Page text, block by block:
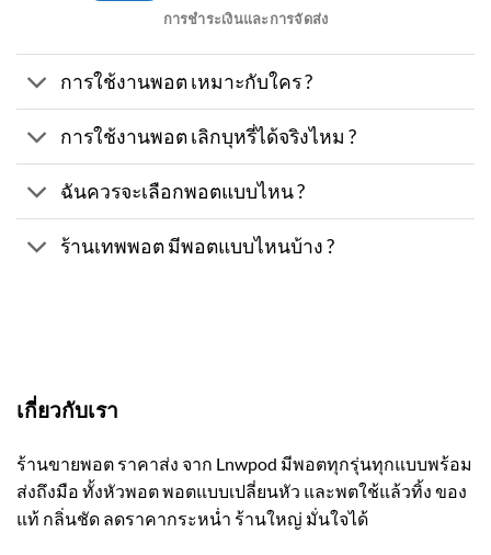
การชำระเงินและการจัดส่ง
การใช้งานพอต เหมาะกับใคร ?
การใช้งานพอต เลิกบุหรี่ได้จริงไหม ?
ฉันควรจะเลือกพอตแบบไหน ?
ร้านเทพพอต มีพอตแบบไหนบ้าง ?
เกี่ยวกับเรา
ร้านขายพอต ราคาส่ง จาก Lnwpod มีพอตทุกรุ่นทุกแบบพร้อม
ส่งถึงมือ ทั้งหัวพอต พอตแบบเปลี่ยนหัว และพตใช้แล้วทิ้ง ของ
แท้ กลิ่นชัด ลดราคากระหน่ำ ร้านใหญ่ มั่นใจได้